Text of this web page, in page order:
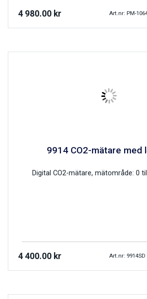
4 980.00 kr Art.nr: PM-
9914 CO2-mätare med
Digital CO2-mätare, mätområde: 0
4 400.00 kr Art.nr: 9914SD